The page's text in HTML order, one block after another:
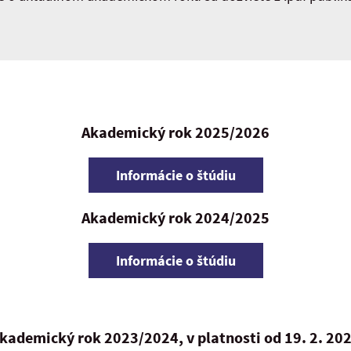
Akademický rok 2025/2026
Informácie o štúdiu
Akademický rok 2024/2025
Informácie o štúdiu
rok 2023/2024, v platnosti od 19. 2.